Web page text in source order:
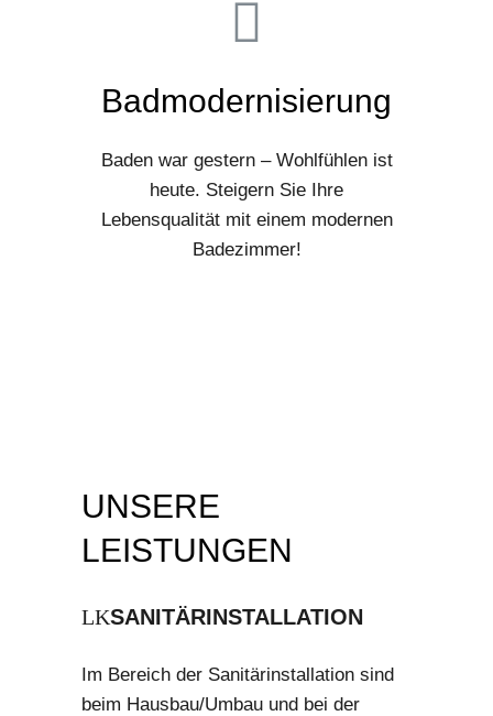
Badmodernisierung
Baden war gestern – Wohlfühlen ist
heute. Steigern Sie Ihre
Lebensqualität mit einem modernen
Badezimmer!
UNSERE
LEISTUNGEN
SANITÄRINSTALLATION
Im Bereich der Sanitärinstallation sind
beim Hausbau/Umbau und bei der